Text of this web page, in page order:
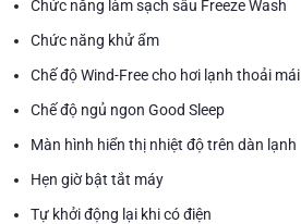
Chức năng làm sạch sâu Freeze Wash
Chức năng khử ẩm
Chế độ Wind-Free cho hơi lạnh thoải mái
Chế độ ngủ ngon Good Sleep
Màn hình hiển thị nhiệt độ trên dàn lạnh
Hẹn giờ bật tắt máy
Tự khởi động lại khi có điện